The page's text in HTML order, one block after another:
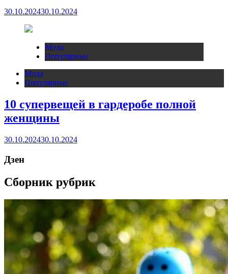
30.10.202430.10.2024
Мода
Популярные
Мода
Популярные
10 супервещей в гардеробе полной
женщины
30.10.202430.10.2024
Дзен
Сборник рубрик